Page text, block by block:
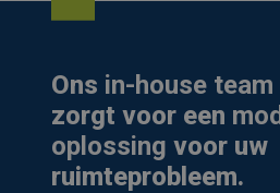
Ons in-house team
zorgt voor een
oplossing voor uw
ruimteprobleem.